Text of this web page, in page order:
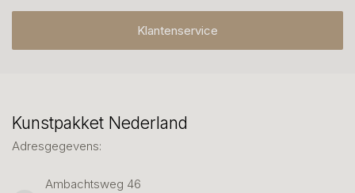
Klantenservice
Kunstpakket Nederland
Adresgegevens:
Ambachtsweg 46